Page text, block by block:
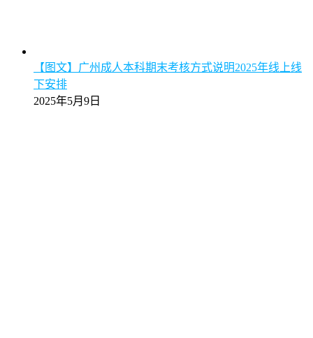
【图文】广州成人本科期末考核方式说明2025年线上线
下安排
2025年5月9日